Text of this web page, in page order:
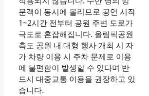
문객이 동시에 몰리므로 공연 시작
1~2시간 전부터 공원 주변 도로가
극도로 혼잡해집니다. 올림픽공원
측도 공원 내 대형 행사 개최 시 자
가 차량 이용 시 주차 문제로 이용
에 불편함이 발생할 수 있다며 반
드시 대중교통 이용을 권장하고 있
습니다.